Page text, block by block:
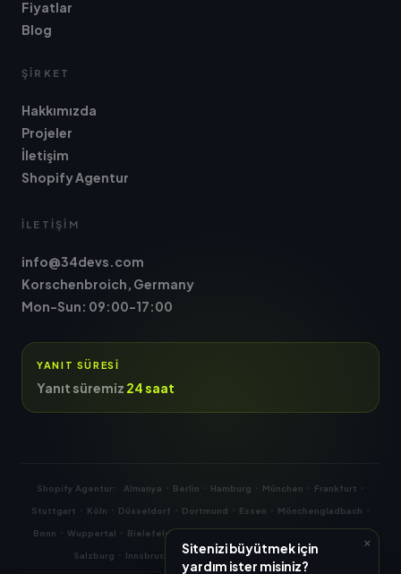
Fiyatlar
Blog
ŞIRKET
Hakkımızda
Projeler
İletişim
Shopify Agentur
İLETIŞIM
info@34devs.com
Korschenbroich, Germany
Mon-Sun: 09:00-17:00
YANIT SÜRESI
Yanıt süremiz 24 saat
Shopify Agentur: Almanya Berlin Hamburg München Frankfurt
Stuttgart Köln Düsseldorf Dortmund Essen Mönchengladbach
Bonn Wuppertal Bielefeld · Münster · Aachen · Wien · Graz · Linz ·
Salzburg Innsbruck Zürich · Cenevre · Basel · Bern
×
Sitenizi büyütmek için
yardım ister misiniz?